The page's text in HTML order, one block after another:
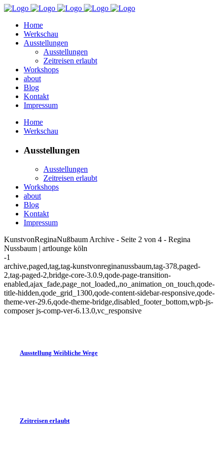
Home
Werkschau
Ausstellungen
Ausstellungen
Zeitreisen erlaubt
Workshops
about
Blog
Kontakt
Impressum
Home
Werkschau
Ausstellungen
Ausstellungen
Zeitreisen erlaubt
Workshops
about
Blog
Kontakt
Impressum
KunstvonReginaNußbaum Archive - Seite 2 von 4 - Regina
Nussbaum | artlounge köln
-1
archive,paged,tag,tag-kunstvonreginanussbaum,tag-378,paged-
2,tag-paged-2,bridge-core-3.0.9,qode-page-transition-
enabled,ajax_fade,page_not_loaded,,no_animation_on_touch,qode-
title-hidden,qode_grid_1300,qode-content-sidebar-responsive,qode-
theme-ver-29.6,qode-theme-bridge,disabled_footer_bottom,wpb-js-
composer js-comp-ver-6.13.0,vc_responsive
Ausstellung Weibliche Wege
Zeitreisen erlaubt